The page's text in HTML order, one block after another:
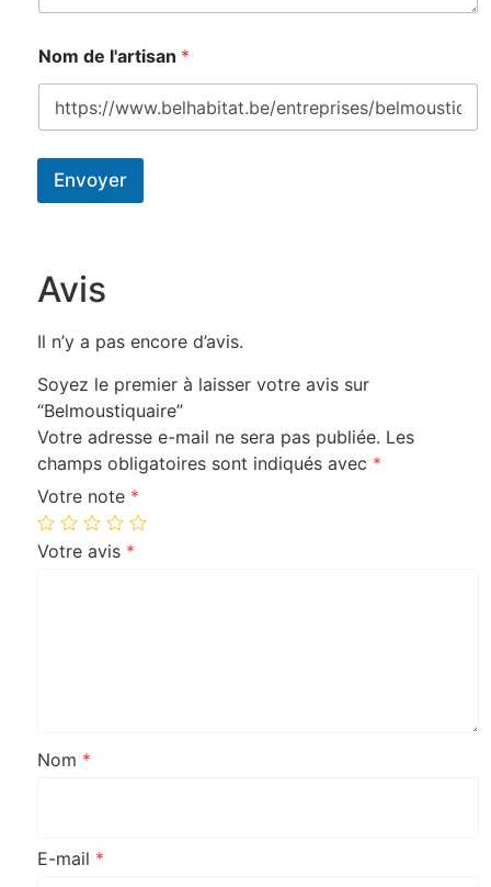
Nom de l'artisan *
Envoyer
Avis
Il n’y a pas encore d’avis.
Soyez le premier à laisser votre avis sur
“Belmoustiquaire”
Votre adresse e-mail ne sera pas publiée. Les
champs obligatoires sont indiqués avec *
Votre note *
Votre avis *
Nom *
E-mail *